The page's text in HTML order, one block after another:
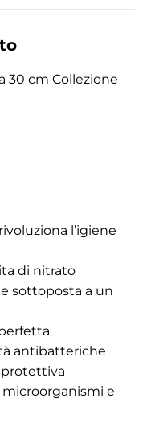
30 cm Collezione
l’igiene
di nitrato
sottoposta a un
antibatteriche
protettiva
e